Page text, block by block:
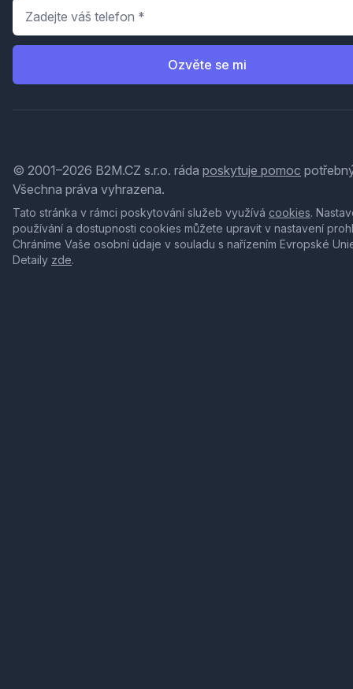
Telefon
Ozvěte se mi
© 2001–2026 B2M.CZ s.r.o. ráda poskytuje pomoc
Všechna práva vyhrazena.
Tato stránka v rámci poskytování služeb využívá cookies.
používání a dostupnosti cookies můžete upravit v nastavení
Chráníme Vaše osobní údaje v souladu s nařízením Evropské
Detaily zde.